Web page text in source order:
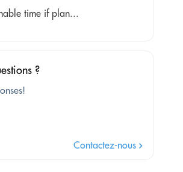
time if plan...
?
Contactez-nous